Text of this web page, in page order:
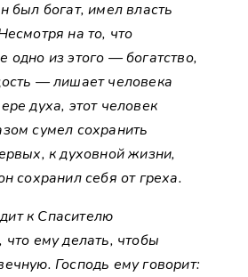
был богат, имел власть
на то, что
одно из этого — богатство,
— лишает человека
духа, этот человек
сумел сохранить
к духовной жизни,
сохранил себя от греха.
к Спасителю
ему делать, чтобы
Господь ему говорит: